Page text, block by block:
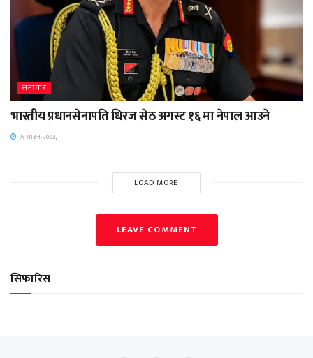
समाचार
भारतीय प्रधानसेनापति धिरज सेठ अगस्ट १६ मा नेपाल आउने
२१ साउन २०८३,
LOAD MORE
LEAVE COMMENT
सिफारिस